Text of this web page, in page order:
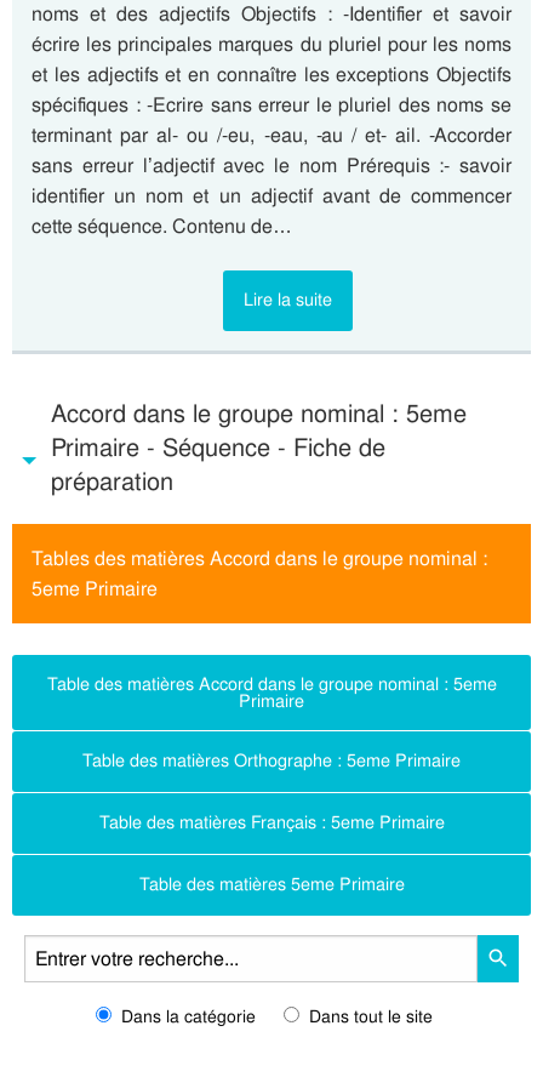
noms et des adjectifs Objectifs : -Identifier et savoir
écrire les principales marques du pluriel pour les noms
et les adjectifs et en connaître les exceptions Objectifs
spécifiques : -Ecrire sans erreur le pluriel des noms se
terminant par al- ou /-eu, -eau, -au / et- ail. -Accorder
sans erreur l’adjectif avec le nom Prérequis :- savoir
identifier un nom et un adjectif avant de commencer
cette séquence. Contenu de…
Lire la suite
Accord dans le groupe nominal : 5eme
Primaire - Séquence - Fiche de
préparation
Tables des matières Accord dans le groupe nominal :
5eme Primaire
Table des matières Accord dans le groupe nominal : 5eme
Primaire
Table des matières Orthographe : 5eme Primaire
Table des matières Français : 5eme Primaire
Table des matières 5eme Primaire
Dans la catégorie Dans tout le site